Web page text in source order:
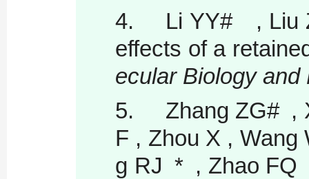
4.
Li YY# , Liu
effects of a
ecular Biology and
5.
Zhang ZG#
F , Zhou X , Wang
g RJ * , Zhao